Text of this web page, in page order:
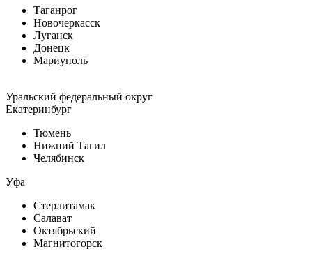
Таганрог
Новочеркасск
Луганск
Донецк
Мариуполь
Уральский федеральный округ
Екатеринбург
Тюмень
Нижний Тагил
Челябинск
Уфа
Стерлитамак
Салават
Октябрьский
Магнитогорск